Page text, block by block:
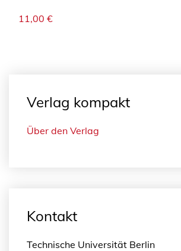
11,00 €
Verlag kompakt
Über den Verlag
Kontakt
Technische Universität Berlin